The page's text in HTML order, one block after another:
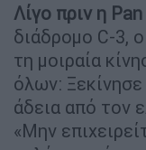
Λίγο πριν η
διάδρομο C-3,
τη μοιραία
όλων:
άδεια από τον
«Μην